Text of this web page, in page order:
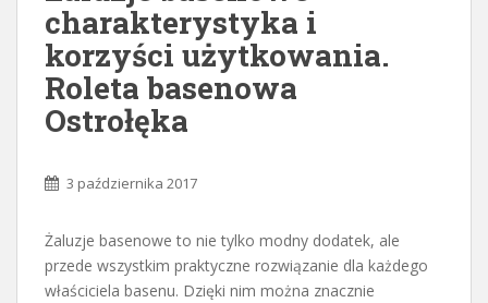
charakterystyka i
korzyści użytkowania.
Roleta basenowa
Ostrołęka
3 października 2017
Żaluzje basenowe to nie tylko modny dodatek, ale
przede wszystkim praktyczne rozwiązanie dla każdego
właściciela basenu. Dzięki nim można znacznie